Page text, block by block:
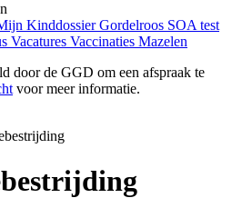
KinddossierGordelroos SOA test
Vacatures Vaccinaties Mazelen
door de GGD om een afspraak te
voor meer informatie.